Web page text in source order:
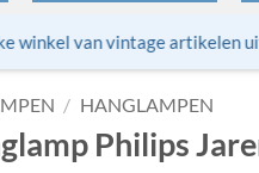
van vintage artikelen uit
/ HANGLAMPEN
Philips